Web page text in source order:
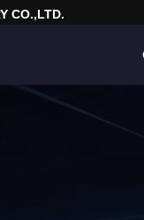
CO.,LTD.